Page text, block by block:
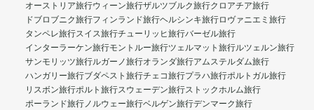
オーストリア旅行ウィーン旅行ザルツブルク旅行クロアチア旅行
ドブロブニク旅行フィンランド旅行ヘルシンキ旅行ロヴァニエミ旅行
タンペレ旅行スイス旅行チューリッヒ旅行バーゼル旅行
インターラーケン旅行モントルー旅行ツェルマット旅行ルツェルン旅行
サンモリッツ旅行ルガーノ旅行オランダ旅行アムステルダム旅行
ハンガリー旅行ブダペスト旅行チェコ旅行プラハ旅行ポルトガル旅行
リスボン旅行ポルト旅行スウェーデン旅行ストックホルム旅行
ポーランド旅行ノルウェー旅行ベルゲン旅行デンマーク旅行